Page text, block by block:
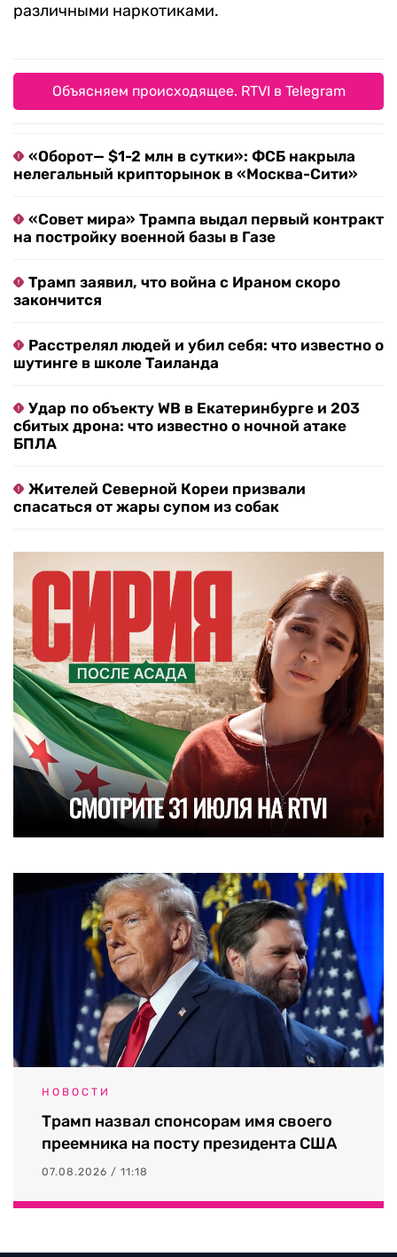
различными наркотиками.
Объясняем происходящее. RTVI в Telegram
«Оборот— $1-2 млн в сутки»: ФСБ накрыла
нелегальный крипторынок в «Москва-Сити»
«Совет мира» Трампа выдал первый контракт
на постройку военной базы в Газе
Трамп заявил, что война с Ираном скоро
закончится
Расстрелял людей и убил себя: что известно о
шутинге в школе Таиланда
Удар по объекту WB в Екатеринбурге и 203
сбитых дрона: что известно о ночной атаке
БПЛА
Жителей Северной Кореи призвали
спасаться от жары супом из собак
НОВОСТИ
Трамп назвал спонсорам имя своего
преемника на посту президента США
07.08.2026 / 11:18